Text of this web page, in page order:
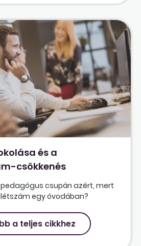
és a
csökkenés
csupán azért, mert
egy óvodában?
a teljes cikkhez